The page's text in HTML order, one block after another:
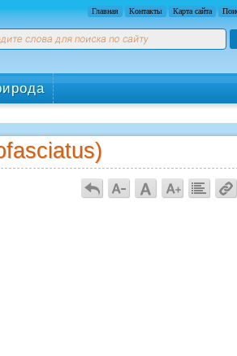
Главная Контакты Карта сайта